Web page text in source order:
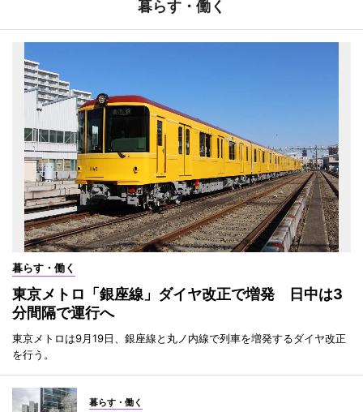
暮らす・働く
暮らす・働く
東京メトロ「銀座線」ダイヤ改正で増発 日中は3
分間隔で運行へ
東京メトロは9月19日、銀座線と丸ノ内線で列車を増発するダイヤ改正
を行う。
暮らす・働く